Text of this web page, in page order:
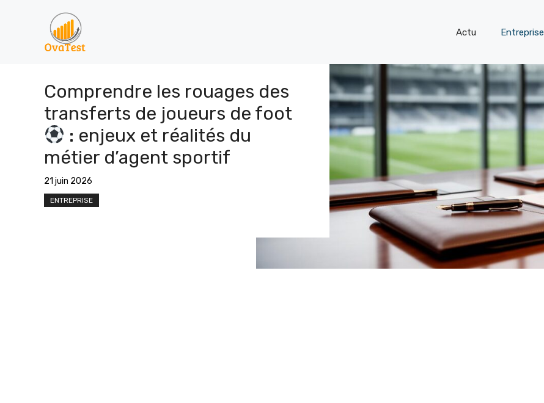
Actu Entreprise
Comprendre les rouages des
transferts de joueurs de foot
: enjeux et réalités du
métier d’agent sportif
21 juin 2026
ENTREPRISE